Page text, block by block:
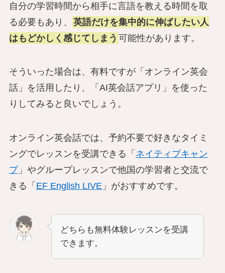
自分の学習時間から相手に言語を教える時間を取
る必要もあり、
英語だけを集中的に伸ばしたい人
はもどかしく感じてしまう 可能性があります。
そういった場合は、有料ですが「オンライン英会
話」を活用したり、「AI英会話アプリ」を使った
りしてみると良いでしょう。
オンライン英会話では、予約不要で好きなタイミ
ングでレッスンを受講できる「 ネイティブキャン
プ」やグループレッスンで他国の学習者と交流で
きる「 EF English LIVE」がおすすめです。
どちらも無料体験レッスンを受講
できます。